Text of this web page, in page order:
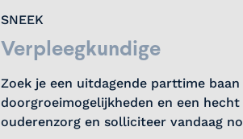
SNEEK
Verpleegkundige
Zoek je een uitdagende parttime
doorgroeimogelijkheden en een
ouderenzorg en solliciteer vandaag